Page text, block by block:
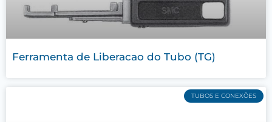
Ferramenta de Liberacao do Tubo (TG)
TUBOS E CONEXÕES